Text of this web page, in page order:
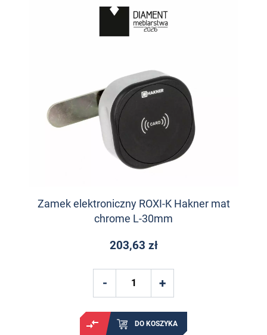
Zamek elektroniczny ROXI-K Hakner mat
chrome L-30mm
203,63 zł
DO KOSZYKA